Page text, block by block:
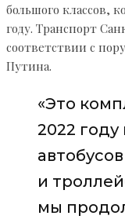
большого классов,
году. Транспорт
соответствии с
Путина.
«Это
2022
и
мы